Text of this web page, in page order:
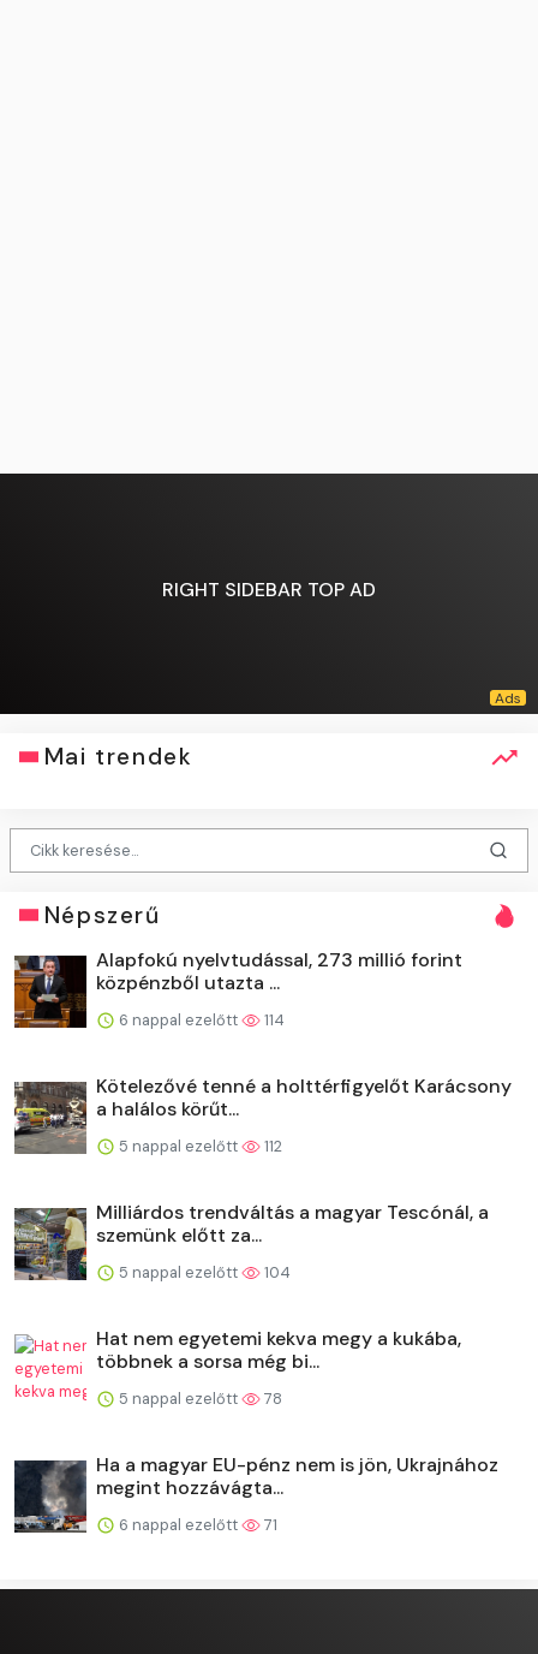
RIGHT SIDEBAR TOP AD
Mai trendek
Népszerű
Alapfokú nyelvtudással, 273 millió forint
közpénzből utazta ...
6 nappal ezelőtt 114
Kötelezővé tenné a holttérfigyelőt Karácsony
a halálos körűt...
5 nappal ezelőtt 112
Milliárdos trendváltás a magyar Tescónál, a
szemünk előtt za...
5 nappal ezelőtt 104
Hat nem egyetemi kekva megy a kukába,
többnek a sorsa még bi...
5 nappal ezelőtt 78
Ha a magyar EU-pénz nem is jön, Ukrajnához
megint hozzávágta...
6 nappal ezelőtt 71